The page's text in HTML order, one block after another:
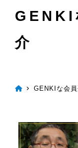
GENKI
介
GENKIな会